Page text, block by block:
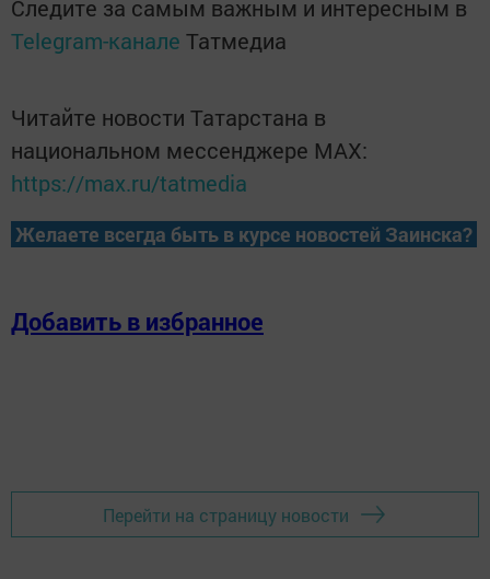
Следите за самым важным и интересным в
Telegram-канале Татмедиа
Читайте новости Татарстана в
национальном мессенджере MАХ:
https://max.ru/tatmedia
Желаете всегда быть в курсе новостей Заинска?
Добавить в избранное
Перейти на страницу новости